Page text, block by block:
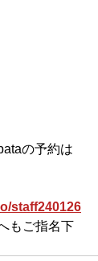
の予約は
staff240126
もご指名下